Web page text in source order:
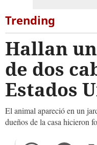
Trending
Hallan
de dos
Estados
El animal apareció en un
dueños de la casa hicieron